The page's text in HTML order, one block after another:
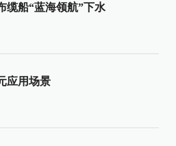
缆船“蓝海领航”下水
应用场景